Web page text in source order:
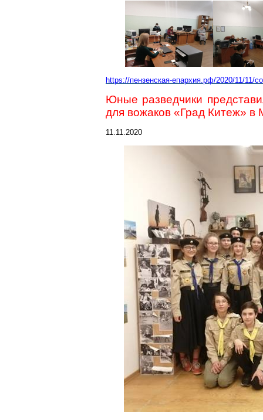
https://пензенская-епархия.рф/2020/11/11/
Юные разведчики
для вожаков «Град Китеж» в
11.11.2020